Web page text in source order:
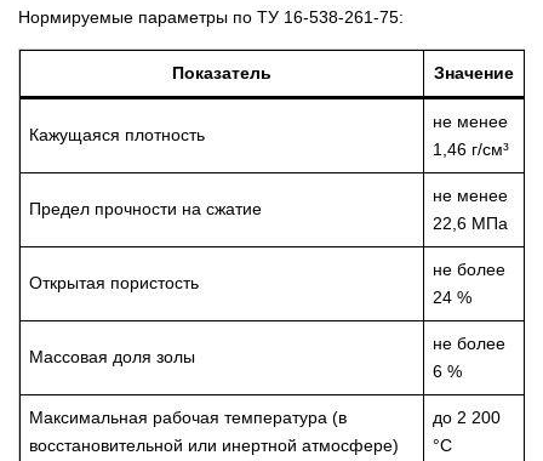
Нормируемые параметры по ТУ 16-538-261-75:
Показатель Значение
Кажущаяся плотность
не менее
1,46 г/см³
Предел прочности на сжатие
не менее
22,6 МПа
Открытая пористость
не более
24 %
Массовая доля золы
не более
6 %
Максимальная рабочая температура (в
восстановительной или инертной атмосфере)
до 2 200
°C